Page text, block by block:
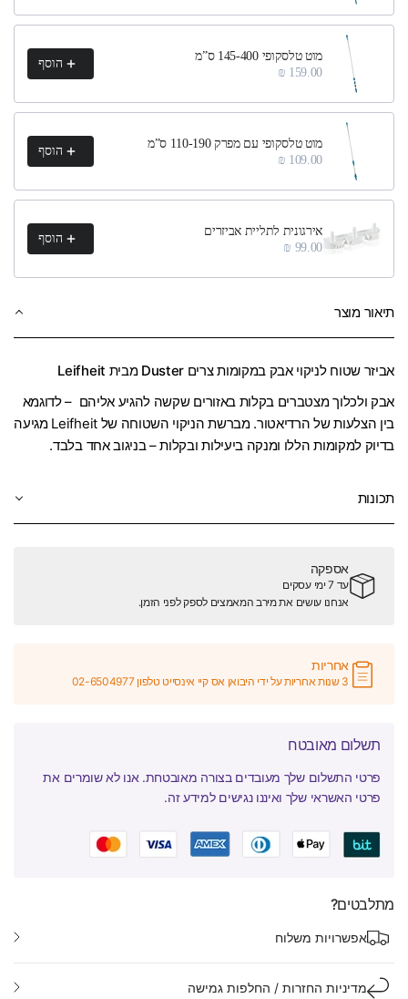
מוט טלסקופי 145-400 ס”מ
159.00 ₪
הוסף
מוט טלסקופי עם מפרק 110-190 ס”מ
109.00 ₪
הוסף
אירגונית לתליית אביזרים
99.00 ₪
הוסף
תיאור מוצר
אביזר שטוח לניקוי אבק במקומות צרים Duster מבית Leifheit
אבק ולכלוך מצטברים בקלות באזורים שקשה להגיע אליהם – לדוגמא
בין הצלעות של הרדיאטור. מברשת הניקוי השטוחה של Leifheit מגיעה
בדיוק למקומות הללו ומנקה ביעילות ובקלות – בניגוב אחד בלבד.
תכונות
אספקה
עד 7 ימי עסקים
אנחנו עושים את מירב המאמצים לספק לפני הזמן.
אחריות
3 שנות אחריות על ידי היבואן אס קיי אינסייט טלפון 02-6504977
תשלום מאובטח
פרטי התשלום שלך מעובדים בצורה מאובטחת. אנו לא שומרים את
פרטי האשראי שלך ואיננו נגישים למידע זה.
מתלבטים?
אפשרויות משלוח
מדיניות החזרות / החלפות גמישה